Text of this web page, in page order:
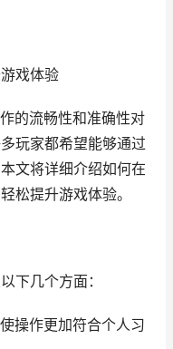
戏体验
的流畅性和准确性对
玩家都希望能够通过
文将详细介绍如何在
松提升游戏体验。
下几个方面：
操作更加符合个人习